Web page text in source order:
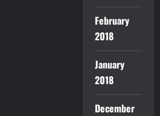
February
2018
January
2018
December